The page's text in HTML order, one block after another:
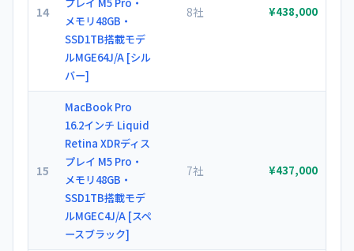
14
メモリ48GB・
SSD1TB搭載モデ
ルMGE64J/A [シル
バー]
8社 ¥438,000
15
MacBook Pro
16.2インチ Liquid
Retina XDRディス
プレイ M5 Pro・
メモリ48GB・
SSD1TB搭載モデ
ルMGEC4J/A [スペ
ースブラック]
7社 ¥437,000